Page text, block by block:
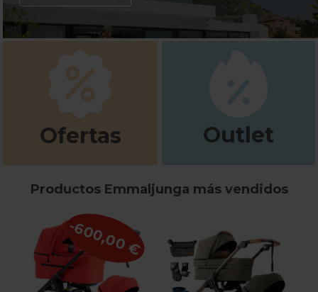
Ofertas Outlet
Productos Emmaljunga más vendidos
-600,00 €